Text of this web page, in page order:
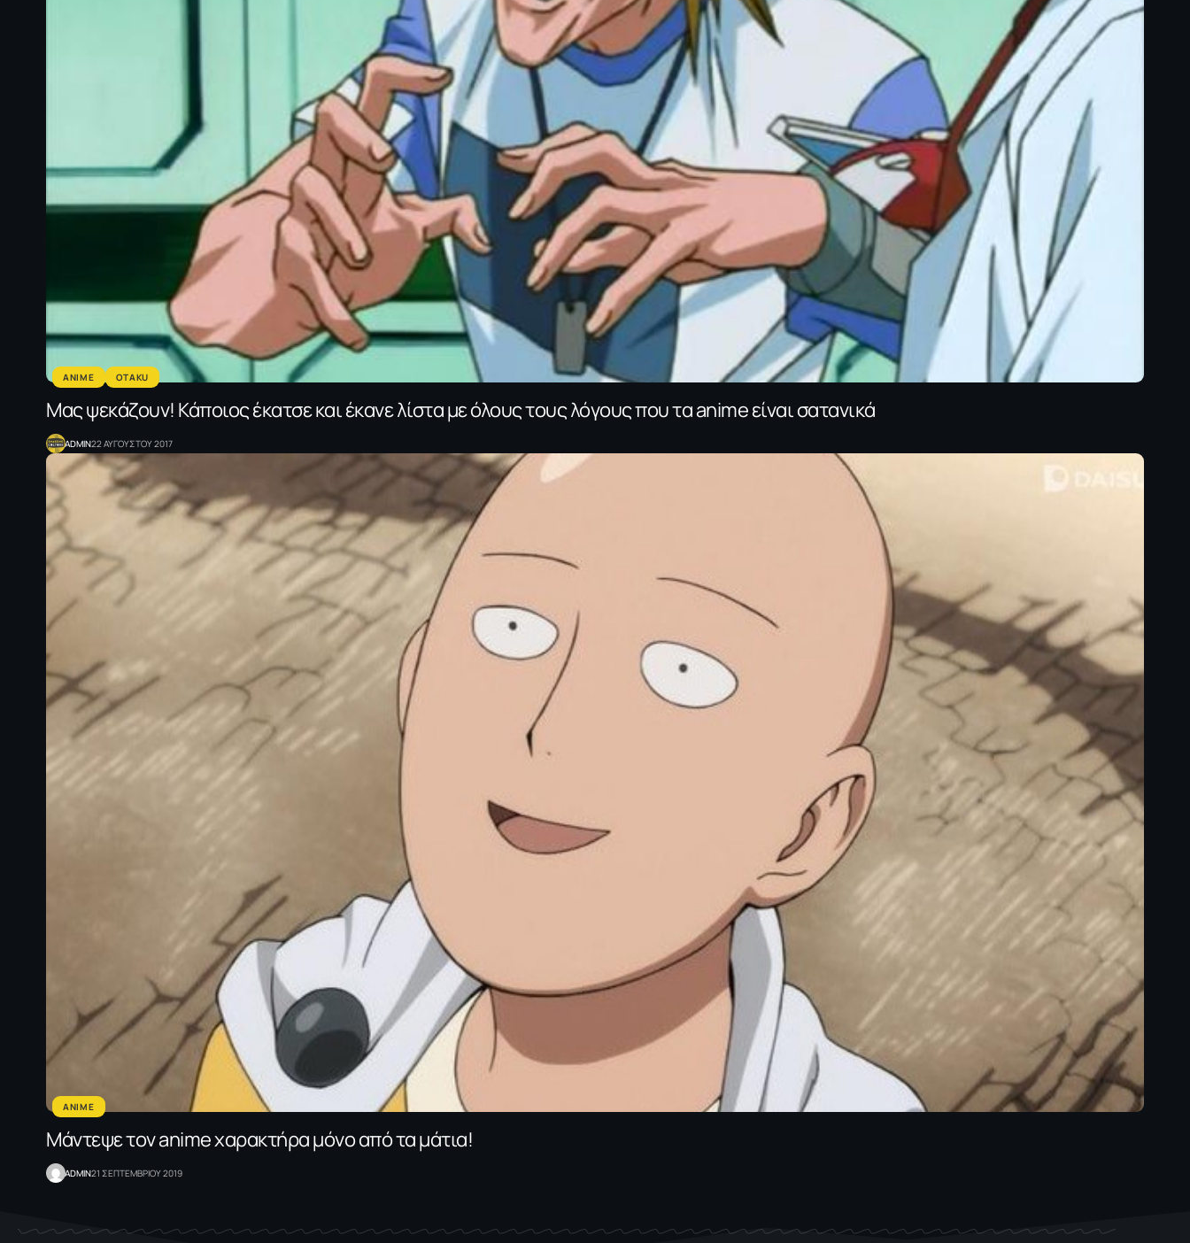
ANIME OTAKU
Μας ψεκάζουν! Κάποιος έκατσε και έκανε λίστα με όλους τους λόγους που τα anime είναι σατανικά
ADMIN22 ΑΥΓΟΥΣΤΟΥ 2017
ANIME
Μάντεψε τον anime χαρακτήρα μόνο από τα μάτια!
ADMIN21 ΣΕΠΤΕΜΒΡΙΟΥ 2019